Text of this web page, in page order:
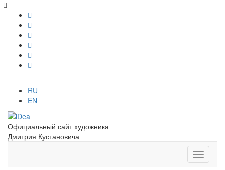
RU
EN
Официальный сайт художника
Дмитрия Кустановича